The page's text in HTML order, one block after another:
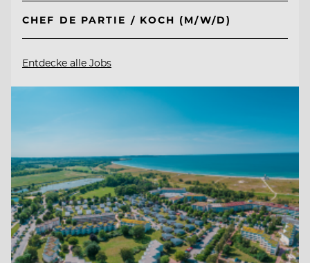
CHEF DE PARTIE / KOCH (M/W/D)
Entdecke alle Jobs